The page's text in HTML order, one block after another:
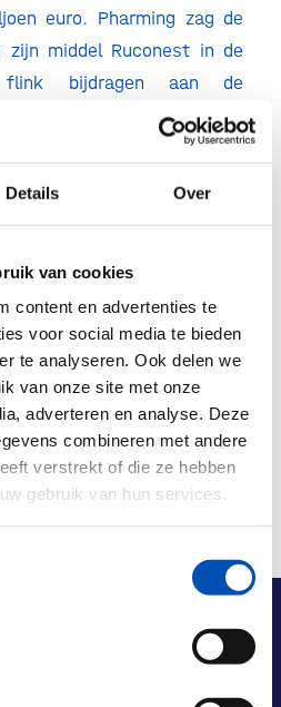
Details Over
van cookies
content en advertenties te
voor social media te bieden
te analyseren. Ook delen we
van onze site met onze
adverteren en analyse. Deze
combineren met andere
verstrekt of die ze hebben
gebruik van hun services.
euro. Pharming zag de
zijn middel Ruconest in de
flink bijdragen aan de
een flinke
de Amerikaanse dollar in